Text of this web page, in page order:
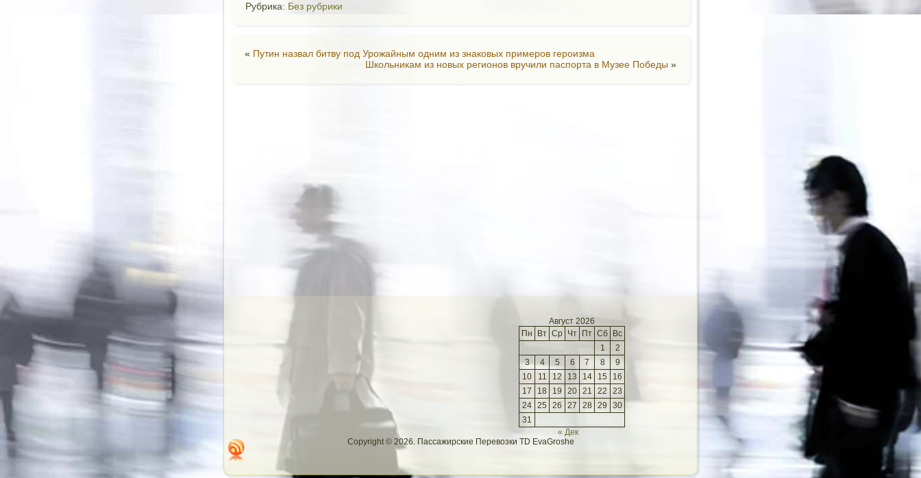
Рубрика: Без рубрики
« Путин назвал битву под Урожайным одним из знаковых примеров героизма
Школьникам из новых регионов вручили паспорта в Музее Победы »
Август 2026
Пн
Вт Ср Чт Пт Сб
Вс
1
2
3
4 5 6 7 8
9
10
11 12 13 14 15
16
17
18 19 20 21 22
23
24 25 26 27 28 29
30
31
« Дек
Copyright © 2026. Пассажирские Перевозки TD EvaGroshe